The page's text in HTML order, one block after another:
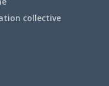
collective